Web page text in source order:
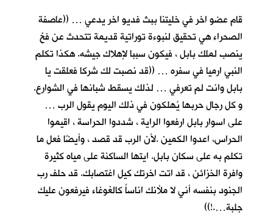
قام عضو اخر في خليتنا ببث فديو اخر يدعي … ((عاصفة
الصحراء هي تحقيق لنبوءة توراتية قديمة تتحدث عن فخ
ينصب لملك بابل ، فيكون سببا لإهلاك جيشه. هكذا تكلم
النبي ارميا في سفره … ((قد نصبت لك شركا فعلقت يا
بابل وانت لم تعرفي … لذلك يسقط شبانها في الشوارع.
و كل رجال حربها يُهلكون في ذلك اليوم يقول الرب …
على اسوار بابل ارفعوا الراية ، شددوا الحراسة ، اقيموا
الحراس، اعدوا الكمين .لأن الرب قد قصد ، وأيضًا فعل ما
تكلم به على سكان بابل. ايتها الساكنة على مياه كثيرة
وافرة الخزائن ، قد اتت اخرتك كيل اغتصابك. قد حلف رب
الجنود بنفسه أني لا ملأنك اناساً كالغوغاء فيرفعون عليك
جلبة….!))